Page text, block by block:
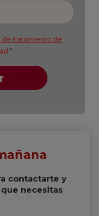
contactarte y
necesitas